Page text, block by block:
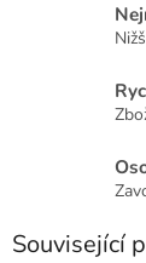
Související